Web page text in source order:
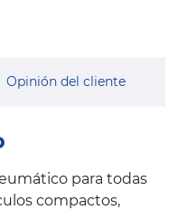
Opinión del cliente
para todas
compactos,